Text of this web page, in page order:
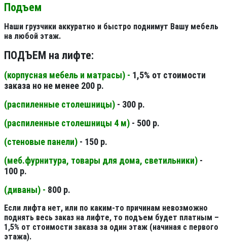
Подъем
Наши грузчики аккуратно и быстро поднимут Вашу мебель
на любой этаж.
ПОДЪЕМ на лифте:
(корпусная мебель и матрасы) - 1,5% от стоимости
заказа но не менее 200 р.
(распиленные столешницы) - 300 р.
(распиленные столешницы 4 м) - 500 р.
(стеновые панели) - 150 р.
(меб.фурнитура, товары для дома, светильники) -
100 р.
(диваны) - 800 р.
Если лифта нет, или по каким-то причинам невозможно
поднять весь заказ на лифте, то подъем будет платным –
1,5% от стоимости заказа за один этаж (начиная с первого
этажа).